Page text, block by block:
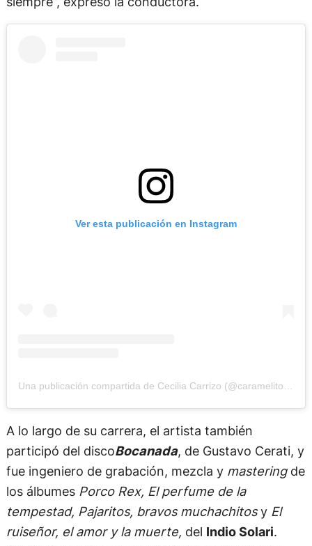
Ver esta publicación en Instagram
Una publicación compartida de Cecilia Carrizo (@caramelito.carrizo)
A lo largo de su carrera, el artista también
participó del discoBocanada, de Gustavo Cerati, y
fue ingeniero de grabación, mezcla y mastering de
los álbumes Porco Rex, El perfume de la
tempestad, Pajaritos, bravos muchachitosy El
ruiseñor, el amor y la muerte, del Indio Solari.